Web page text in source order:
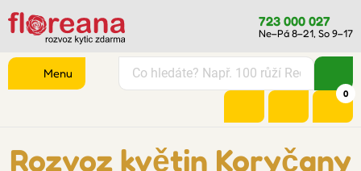
723 000 027
Ne–Pá 8–21, So 9–17
0
Menu
Rozvoz květin Koryčany